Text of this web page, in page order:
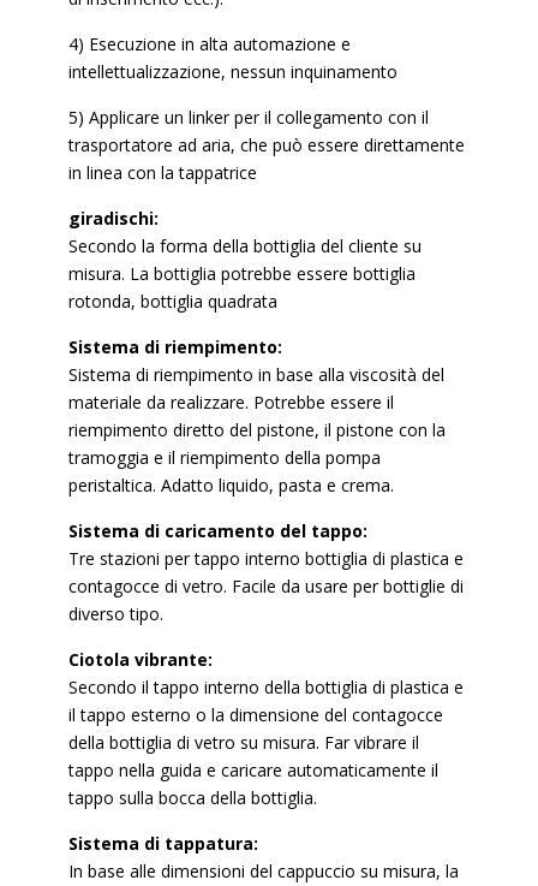
4) Esecuzione in alta automazione e
intellettualizzazione, nessun inquinamento
5) Applicare un linker per il collegamento con il
trasportatore ad aria, che può essere direttamente
in linea con la tappatrice
giradischi:
Secondo la forma della bottiglia del cliente su
misura. La bottiglia potrebbe essere bottiglia
rotonda, bottiglia quadrata
Sistema di riempimento:
Sistema di riempimento in base alla viscosità del
materiale da realizzare. Potrebbe essere il
riempimento diretto del pistone, il pistone con la
tramoggia e il riempimento della pompa
peristaltica. Adatto liquido, pasta e crema.
Sistema di caricamento del tappo:
Tre stazioni per tappo interno bottiglia di plastica e
contagocce di vetro. Facile da usare per bottiglie di
diverso tipo.
Ciotola vibrante:
Secondo il tappo interno della bottiglia di plastica e
il tappo esterno o la dimensione del contagocce
della bottiglia di vetro su misura. Far vibrare il
tappo nella guida e caricare automaticamente il
tappo sulla bocca della bottiglia.
Sistema di tappatura:
In base alle dimensioni del cappuccio su misura, la